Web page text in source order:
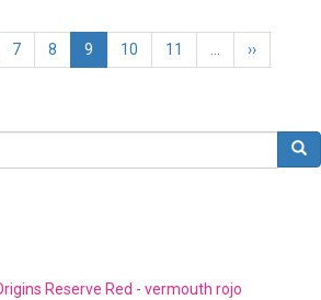
Page
7 Page
8
Página
actual
9 Page
10 Page
11 …
Siguiente
página
››
Reserve Red - vermouth rojo